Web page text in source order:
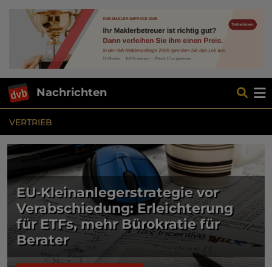
Nachrichten
VERTRIEB
EU-Kleinanlegerstrategie vor
Verabschiedung: Erleichterung
für ETFs, mehr Bürokratie für
Berater